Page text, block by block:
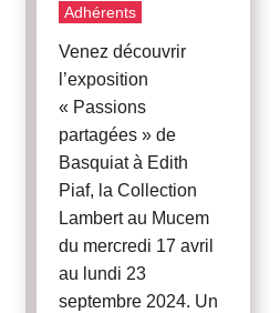
Adhérents
Venez découvrir
l’exposition
« Passions
partagées » de
Basquiat à Edith
Piaf, la Collection
Lambert au Mucem
du mercredi 17 avril
au lundi 23
septembre 2024. Un